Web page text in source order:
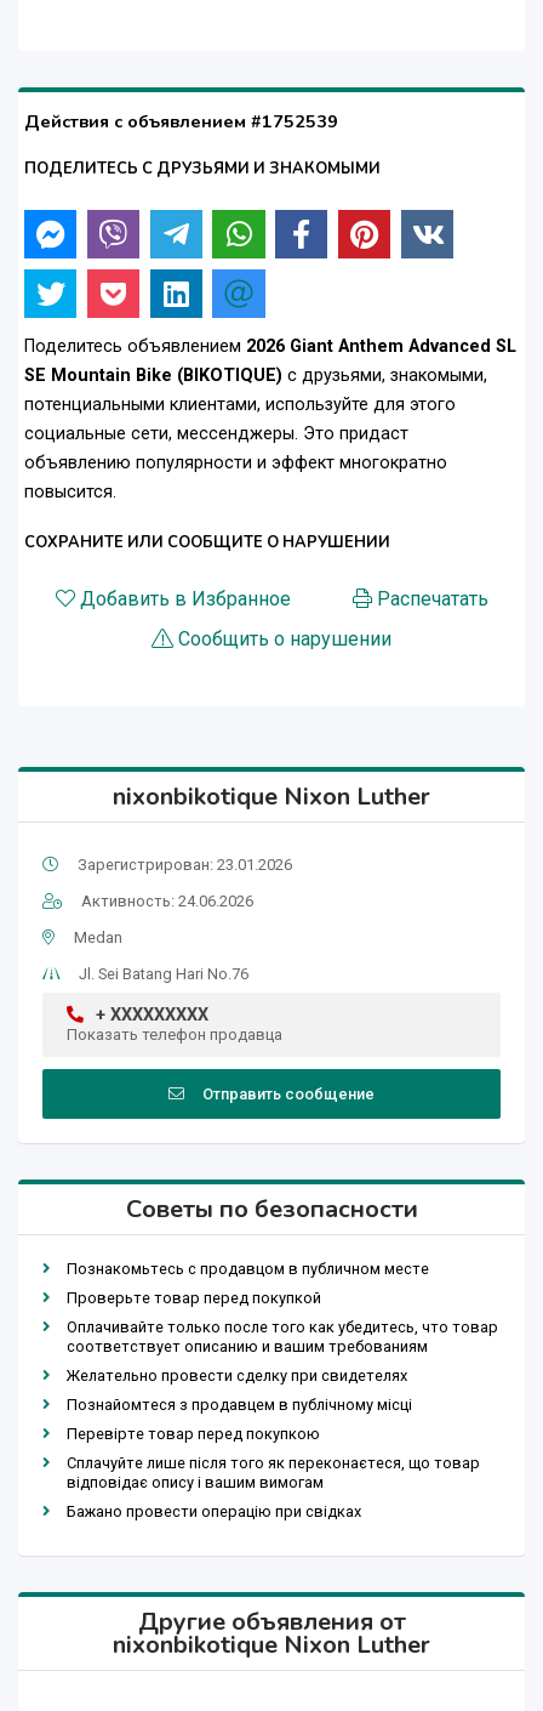
Действия с объявлением #1752539
ПОДЕЛИТЕСЬ С ДРУЗЬЯМИ И ЗНАКОМЫМИ
Поделитесь объявлением 2026 Giant Anthem Advanced SL
SE Mountain Bike (BIKOTIQUE) с друзьями, знакомыми,
потенциальными клиентами, используйте для этого
социальные сети, мессенджеры. Это придаст
объявлению популярности и эффект многократно
повысится.
СОХРАНИТЕ ИЛИ СООБЩИТЕ О НАРУШЕНИИ
Добавить в Избранное
Распечатать
Сообщить о нарушении
nixonbikotique Nixon Luther
Зарегистрирован: 23.01.2026
Активность: 24.06.2026
Medan
Jl. Sei Batang Hari No.76
+ XXXXXXXXX
Показать телефон продавца
Отправить сообщение
Советы по безопасности
Познакомьтесь с продавцом в публичном месте
Проверьте товар перед покупкой
Оплачивайте только после того как убедитесь, что товар
соответствует описанию и вашим требованиям
Желательно провести сделку при свидетелях
Познайомтеся з продавцем в публічному місці
Перевірте товар перед покупкою
Сплачуйте лише після того як переконаєтеся, що товар
відповідає опису і вашим вимогам
Бажано провести операцію при свідках
Другие объявления от
nixonbikotique Nixon Luther